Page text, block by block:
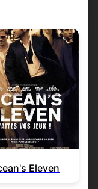
Eleven